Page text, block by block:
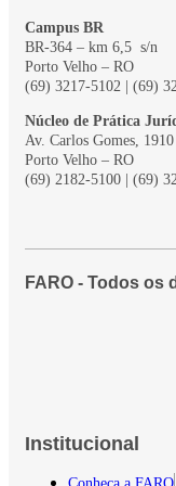
Campus BR
BR-364 – km 6,5 s/n
Porto Velho – RO
(69) 3217-5102 | (69)
Núcleo de Prática
Av. Carlos Gomes, 1910
Porto Velho – RO
(69) 2182-5100 | (69)
FARO - Todos os
Institucional
Conheça a FARO